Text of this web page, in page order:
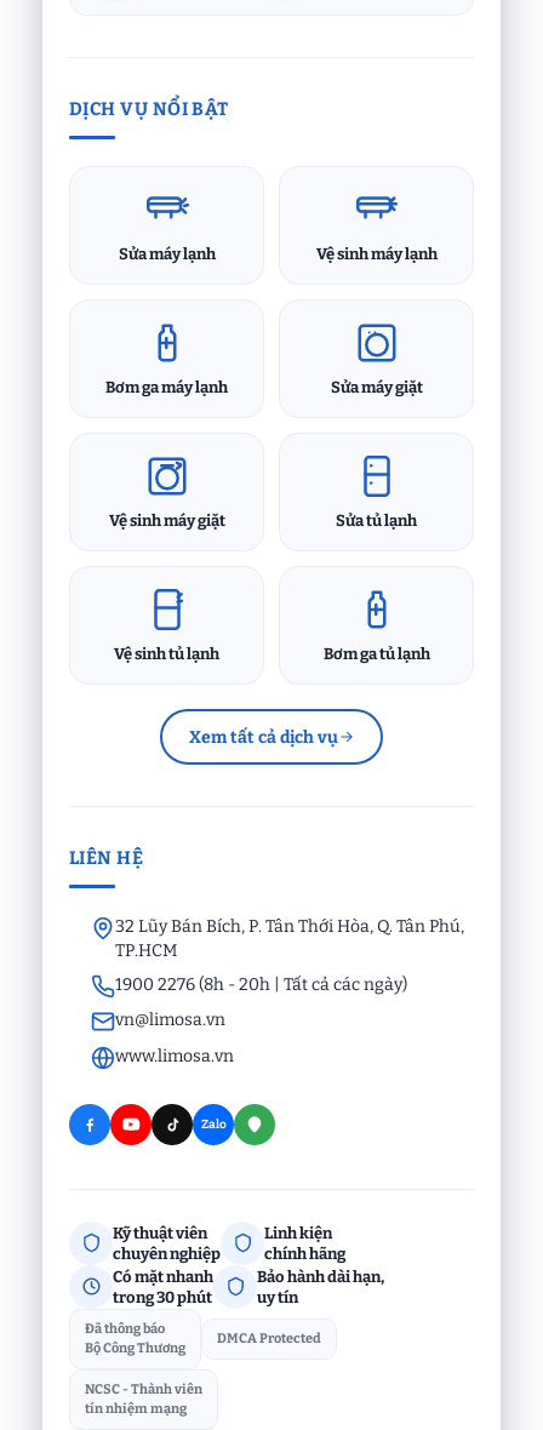
DỊCH VỤ NỔI BẬT
Sửa máy lạnh Vệ sinh máy lạnh
Bơm ga máy lạnh Sửa máy giặt
Vệ sinh máy giặt Sửa tủ lạnh
Vệ sinh tủ lạnh Bơm ga tủ lạnh
Xem tất cả dịch vụ
LIÊN HỆ
32 Lũy Bán Bích, P. Tân Thới Hòa, Q. Tân Phú,
TP.HCM
1900 2276 (8h - 20h | Tất cả các ngày)
vn@limosa.vn
www.limosa.vn
Zalo
Kỹ thuật viên
chuyên nghiệp
Linh kiện
chính hãng
Có mặt nhanh
trong 30 phút
Bảo hành dài hạn,
uy tín
Đã thông báo
Bộ Công Thương
DMCA Protected
NCSC - Thành viên
tín nhiệm mạng